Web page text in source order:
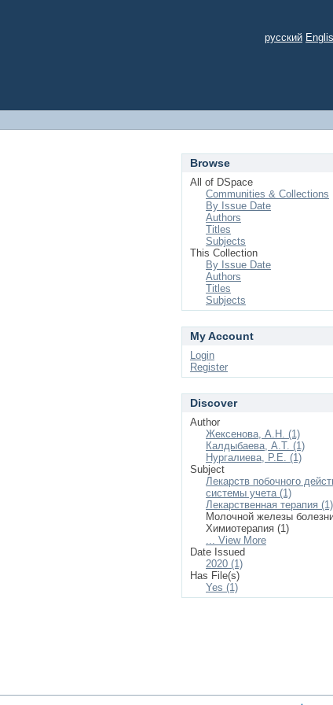
русский
Browse
All of DSpace
Communities & Collections
By Issue Date
Authors
Titles
Subjects
This Collection
By Issue Date
Authors
Titles
Subjects
My Account
Login
Register
Discover
Author
Жексенова, А.Н. (1)
Калдыбаева, А.Т. (1)
Нургалиева, Р.Е. (1)
Subject
Лекарств побочного
системы учета (1)
Лекарственная терапия (1)
Молочной железы
Химиотерапия (1)
... View More
Date Issued
2020 (1)
Has File(s)
Yes (1)